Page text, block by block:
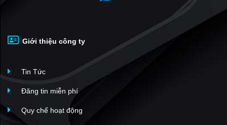
King Palace
Licogi 13 Tower
Hapulico Complex
Fafilm - VNT Tower
Giới thiệu công ty
Tin Tức
Đăng tin miễn phí
Quy chế hoạt động